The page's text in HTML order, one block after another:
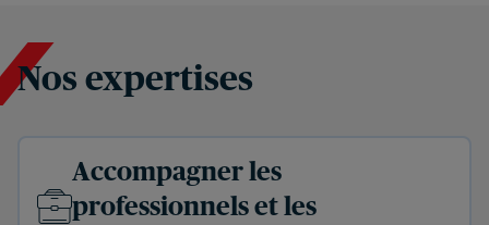
Nos expertises
Accompagner les
professionnels et les